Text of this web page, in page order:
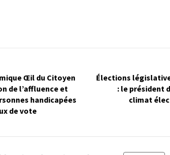
Œil du Citoyen
de l’affluence et
handicapées
de vote
Élections
: le président
climat